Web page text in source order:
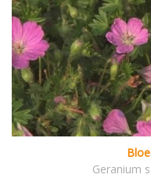
Geranium